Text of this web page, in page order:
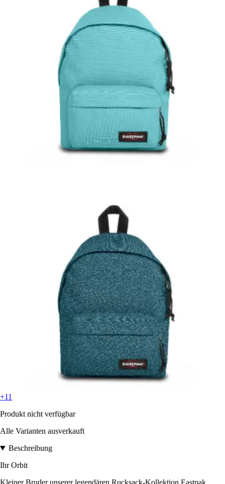
+11
Produkt nicht verfügbar
Alle Varianten ausverkauft
Beschreibung
Ihr Orbit